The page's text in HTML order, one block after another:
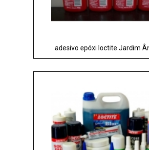
adesivo epóxi loctite Jardim